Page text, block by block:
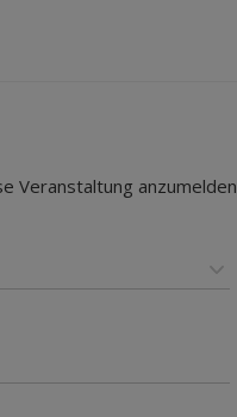
Veranstaltung anzumelden